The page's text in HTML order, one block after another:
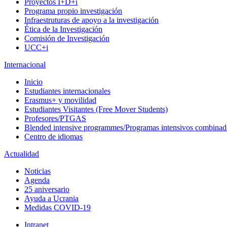
Proyectos I+D+i
Programa propio investigación
Infraestruturas de apoyo a la investigación
Ética de la Investigación
Comisión de Investigación
UCC+i
Internacional
Inicio
Estudiantes internacionales
Erasmus+ y movilidad
Estudiantes Visitantes (Free Mover Students)
Profesores/PTGAS
Blended intensive programmes/Programas intensivos
Centro de idiomas
Actualidad
Noticias
Agenda
25 aniversario
Ayuda a Ucrania
Medidas COVID-19
Intranet